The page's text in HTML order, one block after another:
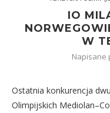
IO
W
Napisane
Ostatnia konkurencja
Olimpijskich